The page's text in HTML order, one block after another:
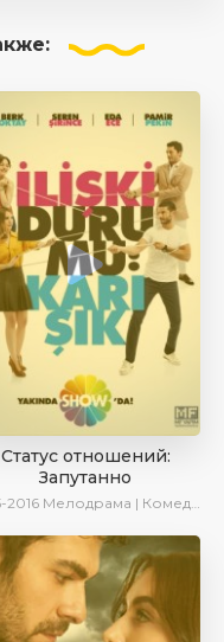
Статус отношений:
Запутанно
2016 Мелодрама | Комедия